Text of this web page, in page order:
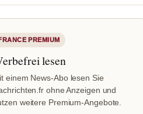
PREMIUM
lesen
einem News-Abo lesen Sie
ohne Anzeigen und
weitere Premium-Angebote.